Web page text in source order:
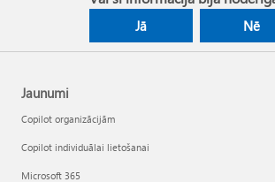
Jā Nē
Jaunumi
Copilot organizācijām
Copilot individuālai lietošanai
Microsoft 365